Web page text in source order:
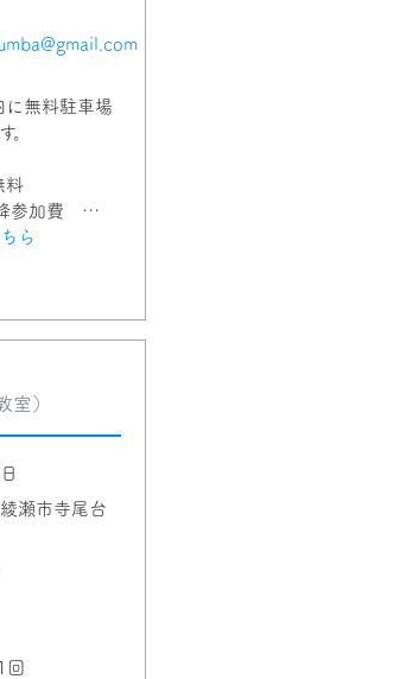
無料駐車場
。
料
参加費 …
ら
室）
瀬市寺尾台
回